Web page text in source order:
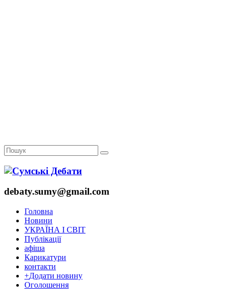
debaty.sumy@gmail.com
Головна
Новини
УКРАЇНА І СВІТ
Публікації
афіша
Карикатури
контакти
+Додати новину
Оголошення